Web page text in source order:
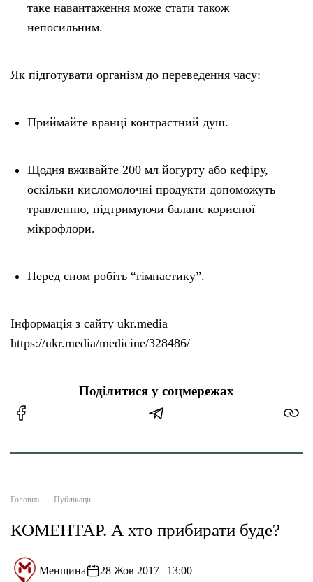
таке навантаження може стати також
непосильним.
Як підготувати організм до переведення часу:
Приймайте вранці контрастний душ.
Щодня вживайте 200 мл йогурту або кефіру,
оскільки кисломолочні продукти допоможуть
травленню, підтримуючи баланс корисної
мікрофлори.
Перед сном робіть “гімнастику”.
Інформація з сайту ukr.media
https://ukr.media/medicine/328486/
Поділитися у соцмережах
Головна Публікації
КОМЕНТАР. А хто прибирати буде?
Менщина 28 Жов 2017 | 13:00